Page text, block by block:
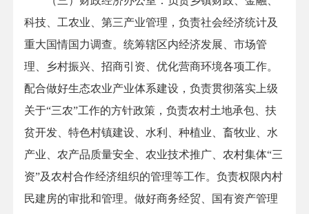
科技、工农业、第三产业管理，负责社会经济统计及
重大国情国力调查。统筹辖区内经济发展、市场管
理、乡村振兴、招商引资、优化营商环境各项工作。
配合做好生态农业产业体系建设，负责贯彻落实上级
关于“三农”工作的方针政策，负责农村土地承包、扶
贫开发、特色村镇建设、水利、种植业、畜牧业、水
产业、农产品质量安全、农业技术推广、农村集体“三
资”及农村合作经济组织的管理等工作。负责权限内村
民建房的审批和管理。做好商务经贸、国有资产管理